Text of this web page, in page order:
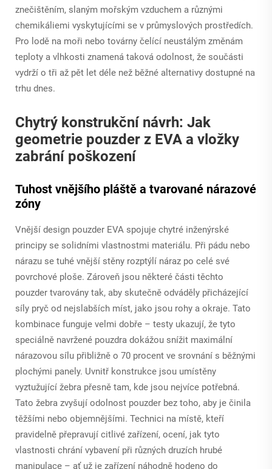
znečištěním, slaným mořským vzduchem a různými
chemikáliemi vyskytujícími se v průmyslových prostředích.
Pro lodě na moři nebo továrny čelící neustálým změnám
teploty a vlhkosti znamená taková odolnost, že součásti
vydrží o tři až pět let déle než běžné alternativy dostupné na
trhu dnes.
Chytrý konstrukční návrh: Jak
geometrie pouzder z EVA a vložky
zabrání poškození
Tuhost vnějšího pláště a tvarované nárazové
zóny
Vnější design pouzder EVA spojuje chytré inženýrské
principy se solidními vlastnostmi materiálu. Při pádu nebo
nárazu se tuhé vnější stěny rozptýlí náraz po celé své
povrchové ploše. Zároveň jsou některé části těchto
pouzder tvarovány tak, aby skutečně odváděly přicházející
síly pryč od nejslabších míst, jako jsou rohy a okraje. Tato
kombinace funguje velmi dobře – testy ukazují, že tyto
speciálně navržené pouzdra dokážou snížit maximální
nárazovou sílu přibližně o 70 procent ve srovnání s běžnými
plochými panely. Uvnitř konstrukce jsou umístěny
vyztužující žebra přesně tam, kde jsou nejvíce potřebná.
Tato žebra zvyšují odolnost pouzder bez toho, aby je činila
těžšími nebo objemnějšími. Technici na místě, kteří
pravidelně přepravují citlivé zařízení, ocení, jak tyto
vlastnosti chrání vybavení při různých druzích hrubé
manipulace – ať už je zařízení náhodně hodeno do